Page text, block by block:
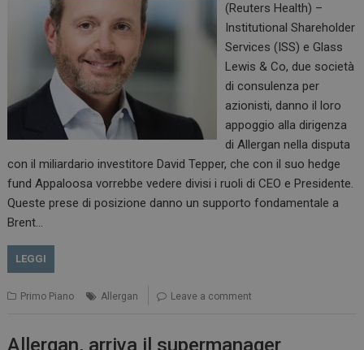
(Reuters Health) –
Institutional Shareholder
Services (ISS) e Glass
Lewis & Co, due società
di consulenza per
azionisti, danno il loro
appoggio alla dirigenza
di Allergan nella disputa
con il miliardario investitore David Tepper, che con il suo hedge
fund Appaloosa vorrebbe vedere divisi i ruoli di CEO e Presidente.
Queste prese di posizione danno un supporto fondamentale a
Brent…
LEGGI
Primo Piano Allergan Leave a comment
Allergan, arriva il supermanager
Necessari Marketing
I cookie necessari contribuiscono a rendere fruibile il
sito web abilitandone funzionalità di base quali la
navigazione sulle pagine e l'accesso alle aree
protette del sito. Il sito web non è in grado di
funzionare correttamente senza questi cookie.
NOME
FORNITORE / DOMINIO
SCADENZA
_ga
Google LLC
1 anno 1